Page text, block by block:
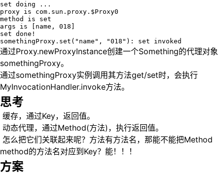
set doing ...
proxy is com.sun.proxy.$Proxy0
method is set
args is [name, 018]
set done!
通过Proxy.newProxyInstance创建一个Something的代理对象
somethingProxy。
通过somethingProxy实例调用其方法get/set时，会执行
MyInvocationHandler.invoke方法。
思考
​ 缓存，通过Key，返回值。
​ 动态代理，通过Method(方法)，执行返回值。
​ 怎么把它们关联起来呢？方法有方法名，那能不能把Method
method的方法名对应到Key？能！！！
方案